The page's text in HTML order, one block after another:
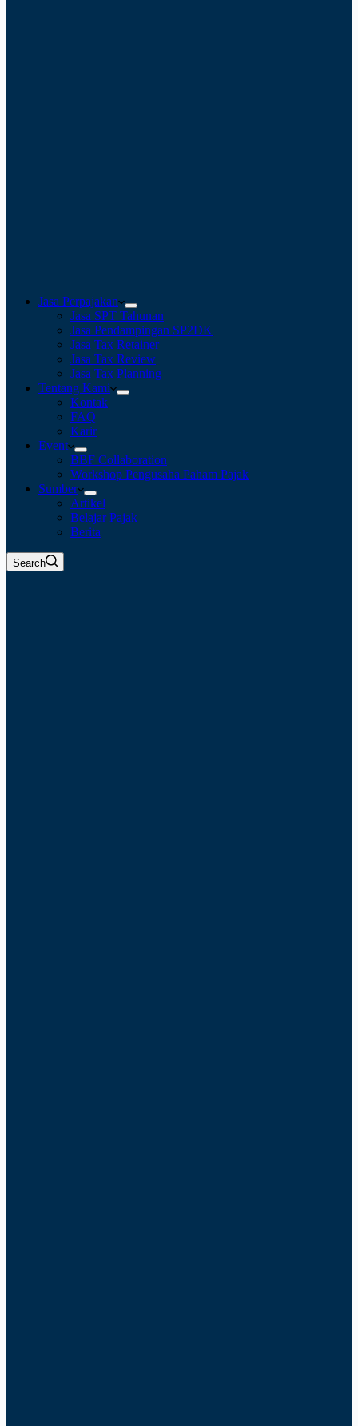
Jasa Perpajakan
Jasa SPT Tahunan
Jasa Pendampingan SP2DK
Jasa Tax Retainer
Jasa Tax Review
Jasa Tax Planning
Tentang Kami
Kontak
FAQ
Karir
Event
BBF Collaboration
Workshop Pengusaha Paham Pajak
Sumber
Artikel
Belajar Pajak
Berita
Search